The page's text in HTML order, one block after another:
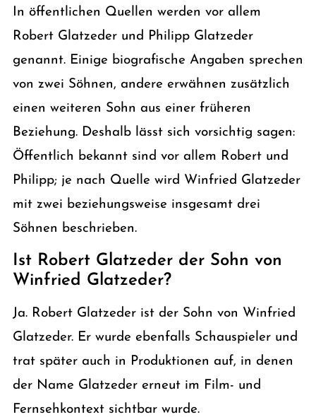
In öffentlichen Quellen werden vor allem
Robert Glatzeder und Philipp Glatzeder
genannt. Einige biografische Angaben sprechen
von zwei Söhnen, andere erwähnen zusätzlich
einen weiteren Sohn aus einer früheren
Beziehung. Deshalb lässt sich vorsichtig sagen:
Öffentlich bekannt sind vor allem Robert und
Philipp; je nach Quelle wird Winfried Glatzeder
mit zwei beziehungsweise insgesamt drei
Söhnen beschrieben.
Ist Robert Glatzeder der Sohn von
Winfried Glatzeder?
Ja. Robert Glatzeder ist der Sohn von Winfried
Glatzeder. Er wurde ebenfalls Schauspieler und
trat später auch in Produktionen auf, in denen
der Name Glatzeder erneut im Film- und
Fernsehkontext sichtbar wurde.